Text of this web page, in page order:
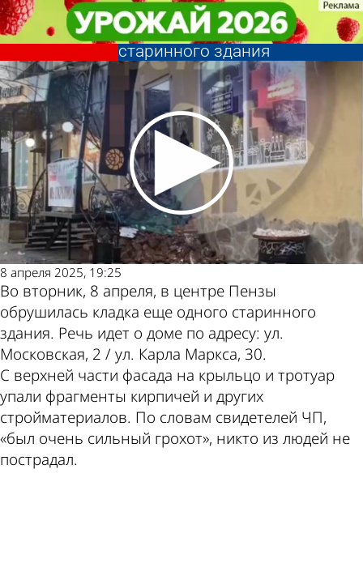
На улице Московской
обрушилась кладка
старинного здания
Происшествия
8 апреля 2025, 19:25
Во вторник, 8 апреля, в центре Пензы
обрушилась кладка еще одного старинного
здания. Речь идет о доме по адресу: ул.
Московская, 2 / ул. Карла Маркса, 30.
С верхней части фасада на крыльцо и тротуар
упали фрагменты кирпичей и других
стройматериалов. По словам свидетелей ЧП,
«был очень сильный грохот», никто из людей не
пострадал.
На улице Московской
обрушилась кладка
старинного здания
Происшествия
Другие новости
по теме
Погода и курсы
валют в Пензе